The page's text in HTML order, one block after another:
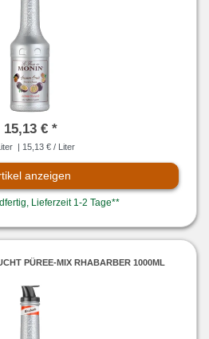
15,13 € *
| 15,13 € / Liter
anzeigen
Lieferzeit 1-2 Tage**
PÜREE-MIX RHABARBER 1000ML